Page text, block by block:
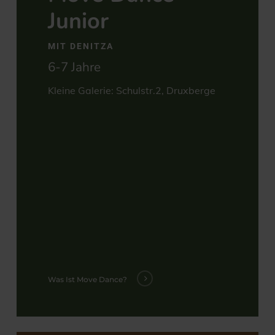
Junior
MIT DENITZA
6-7 Jahre
Kleine Galerie: Schulstr.2, Druxberge
Was Ist Move Dance?